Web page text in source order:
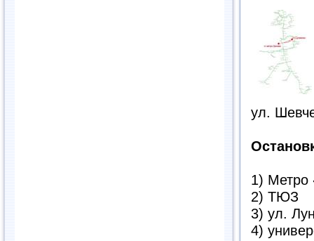
ул.
1) Метро
2) ТЮЗ
3) ул.
4)